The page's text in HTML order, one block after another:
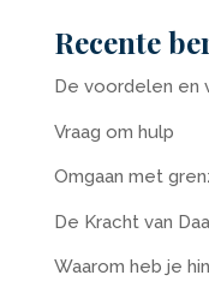
Recente
De voordelen en
Vraag om hulp
Omgaan met
De Kracht van
Waarom heb je